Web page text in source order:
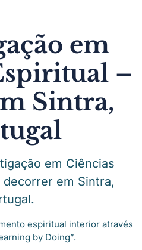
em
–
Sintra,
em Ciências
em Sintra,
espiritual interior através
by Doing”.